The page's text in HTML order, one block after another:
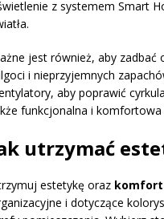
z systemem Smart
jest również, aby zadbać
i nieprzyjemnych
aby poprawić
funkcjonalna i
utrzymać
estetykę oraz komfort
i dotyczące